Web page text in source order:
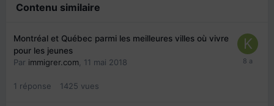
Contenu similaire
Montréal et Québec parmi les meilleures villes où vivre
pour les jeunes
Par immigrer.com 11 mai 2018
1 réponse 1425 vues